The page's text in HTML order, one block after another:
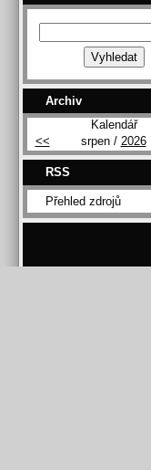
Archiv
Kalendář
<<
srpen / 2026
RSS
Přehled zdrojů